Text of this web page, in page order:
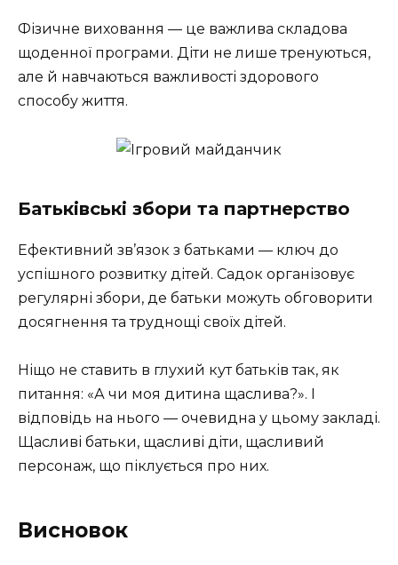
Фізичне виховання — це важлива складова
щоденної програми. Діти не лише тренуються,
але й навчаються важливості здорового
способу життя.
Батьківські збори та партнерство
Ефективний зв’язок з батьками — ключ до
успішного розвитку дітей. Садок організовує
регулярні збори, де батьки можуть обговорити
досягнення та труднощі своїх дітей.
Ніщо не ставить в глухий кут батьків так, як
питання: «А чи моя дитина щаслива?». І
відповідь на нього — очевидна у цьому закладі.
Щасливі батьки, щасливі діти, щасливий
персонаж, що піклується про них.
Висновок